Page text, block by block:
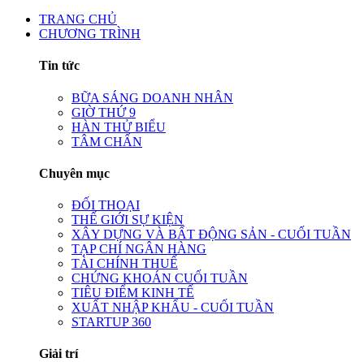
TRANG CHỦ
CHƯƠNG TRÌNH
Tin tức
BỮA SÁNG DOANH NHÂN
GIỜ THỨ 9
HÀN THỬ BIỂU
TÂM CHẤN
Chuyên mục
ĐỐI THOẠI
THẾ GIỚI SỰ KIỆN
XÂY DỰNG VÀ BẤT ĐỘNG SẢN - CUỐI TUẦN
TẠP CHÍ NGÂN HÀNG
TÀI CHÍNH THUẾ
CHỨNG KHOÁN CUỐI TUẦN
TIÊU ĐIỂM KINH TẾ
XUẤT NHẬP KHẨU - CUỐI TUẦN
STARTUP 360
Giải trí